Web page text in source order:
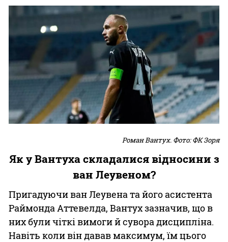
Роман Вантух. Фото: ФК Зоря
Як у Вантуха складалися відносини з
ван Леувеном?
Пригадуючи ван Леувена та його асистента
Раймонда Аттевелда, Вантух зазначив, що в
них були чіткі вимоги й сувора дисципліна.
Навіть коли він давав максимум, їм цього